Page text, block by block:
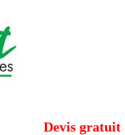
Devis gratuit